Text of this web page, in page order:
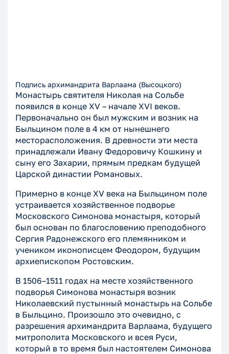
Подпись архимандрита Варлаама (Высоцкого)
Монастырь святителя Николая на Сольбе
появился в конце XV – начале XVI веков.
Первоначально он был мужским и возник на
Быльцином поле в 4 км от нынешнего
месторасположения. В древности эти места
принадлежали Ивану Федоровичу Кошкину и
сыну его Захарии, прямым предкам будущей
Царской династии Романовых.
Примерно в конце XV века на Быльцином поле
устраивается хозяйственное подворье
Московского Симонова монастыря, который
был основан по благословению преподобного
Сергия Радонежского его племянником и
учеником иконописцем Феодором, будущим
архиепископом Ростовским.
В 1506–1511 годах на месте хозяйственного
подворья Симонова монастыря возник
Николаевский пустынный монастырь на Сольбе
в Быльцино. Произошло это очевидно, с
разрешения архимандрита Варлаама, будущего
митрополита Московского и всея Руси,
который в то время был настоятелем Симонова